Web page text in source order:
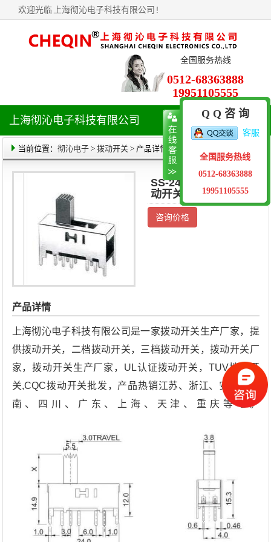
欢迎光临 上海彻沁电子科技有限公司 !
全国服务热线
0512-68363888
19951105555
航
单
上海彻沁电子科技有限公司
当前位置： 彻沁电子> 拨动开关> 产品详情
SS-24F01(2P4T)拨
动开关
咨询价格
产品详情
上海彻沁电子科技有限公司是一家拨动开关生产厂家，提
供拨动开关，二档拨动开关，三档拨动开关，拨动开关厂
家，拨动开关生产厂家，UL认证拨动开关，TUV拨动开
关,CQC拨动开关批发，产品热销江苏、浙江、安徽、河
南、四川、广东、上海、天津、重庆等地。
Q Q 咨 询
客服
全国服务热线
0512-68363888
19951105555